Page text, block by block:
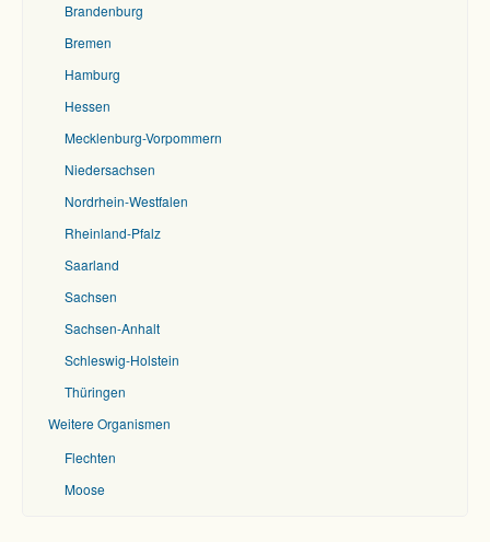
Marasmius epiphylloides (Rea)
Brandenburg
Bremen
Hamburg
Hessen
Mecklenburg-Vorpommern
Niedersachsen
Nordrhein-Westfalen
Rheinland-Pfalz
Saarland
Sachsen
Sachsen-Anhalt
Schleswig-Holstein
Thüringen
Weitere Organismen
Flechten
Moose